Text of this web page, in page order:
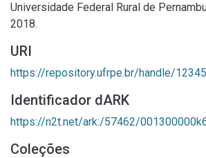
Universidade Federal Rural de
2018.
URI
https://repository.ufrpe.br/handle/
Identificador dARK
https://n2t.net/ark:/57462/
Coleções